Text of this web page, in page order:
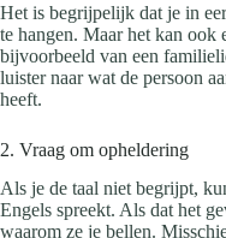
Het is begrijpelijk dat je in
te hangen. Maar het kan
bijvoorbeeld van een
luister naar wat de persoon
heeft.
2. Vraag om opheldering
Als je de taal niet begrijpt,
Engels spreekt. Als dat het
waarom ze je bellen.